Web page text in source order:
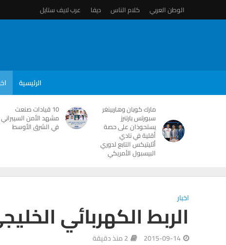
الوطن العربي كلام الناس ديفا عرب لايف ستايل
الرئيسية
مارك كوبان وهاربينغر
سبورتس بارتنرز
يستحوذان على حصة
أقلية في نادي
أثليتيكس التابع لدوري
البيسبول الأمريكي
10 قيادات صنعت
مشهد الأمن السيبراني
في الشرق الأوسط
اخبار
الربط الكهربائي الخليجى يوفر 27
2015-09-14 2 منذ دقيقة